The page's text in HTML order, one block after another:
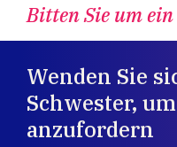
Bitten Sie um ein
Wenden Sie
Schwester,
anzufordern